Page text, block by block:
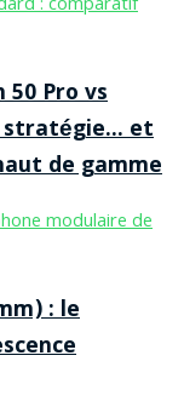
50 Pro vs
stratégie… et
de gamme
: le